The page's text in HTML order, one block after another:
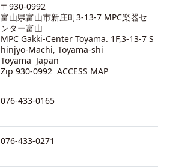
〒930-0992
富山県富山市新庄町3-13-7 MPC楽器セ
ンター富山
MPC Gakki-Center Toyama. 1F,3-13-7 S
hinjyo-Machi, Toyama-shi
Toyama Japan
Zip 930-0992 ACCESS MAP
076-433-0165
076-433-0271